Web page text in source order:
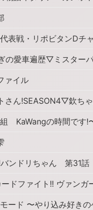
表戦・リポビタンD
の愛車遍歴▽ミスター
ァイル
さん!SEASON4▽欽ち
KaWangの時間です!
ンドリちゃん 第31話
ドファイト!! ヴァン
ード 〜やり込み好き